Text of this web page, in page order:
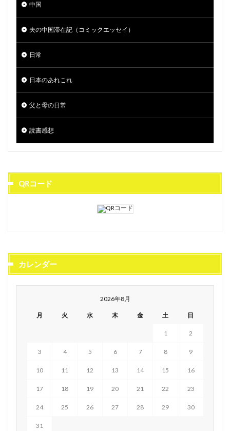
中国
夫の中国滞在記（コミックエッセイ）
日常
日本のあれこれ
父と母の日常
読書感想
QRコード
カレンダー
2026年8月
月 火 水 木 金 土 日
1 2
3 4 5 6 7 8 9
10 11 12 13 14 15 16
17 18 19 20 21 22 23
24 25 26 27 28 29 30
31